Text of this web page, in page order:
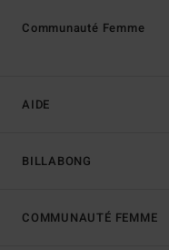
AIDE
BILLABONG
Communauté Femme
COMMUNAUTÉ FEMME